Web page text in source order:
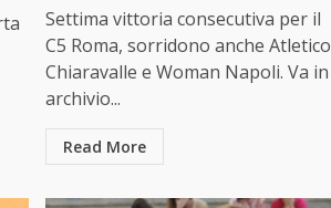
Settima vittoria consecutiva per il
C5 Roma, sorridono anche Atletico
Chiaravalle e Woman Napoli. Va in
archivio...
Read More